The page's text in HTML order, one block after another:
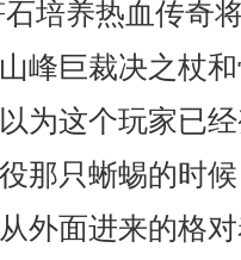
培养热血传奇
峰巨裁决之杖
为这个玩家已
那只蜥蜴的时
外面进来的格